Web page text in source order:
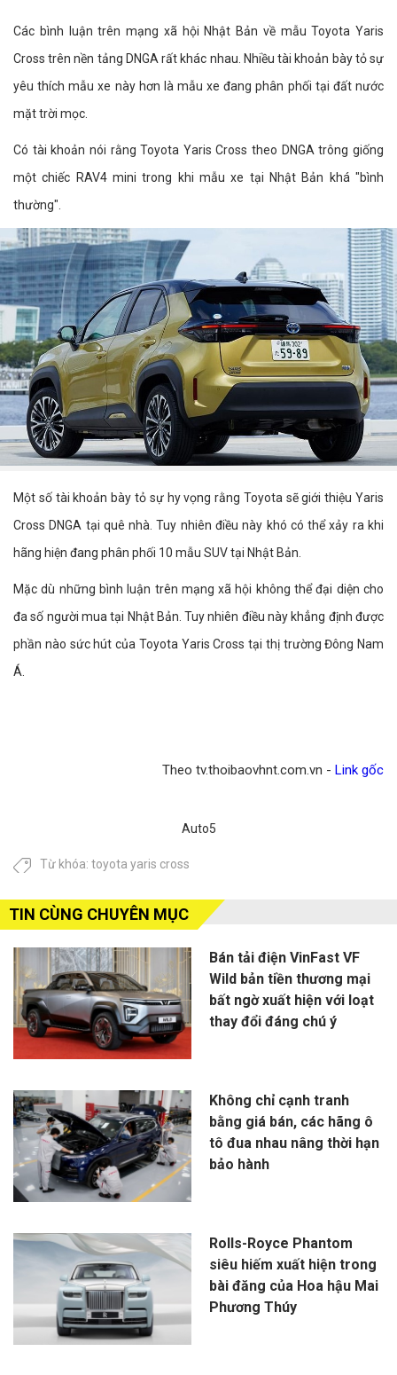
Các bình luận trên mạng xã hội Nhật Bản về mẫu Toyota Yaris
Cross trên nền tảng DNGA rất khác nhau. Nhiều tài khoản bày tỏ sự
yêu thích mẫu xe này hơn là mẫu xe đang phân phối tại đất nước
mặt trời mọc.
Có tài khoản nói rằng Toyota Yaris Cross theo DNGA trông giống
một chiếc RAV4 mini trong khi mẫu xe tại Nhật Bản khá "bình
thường".
Một số tài khoản bày tỏ sự hy vọng rằng Toyota sẽ giới thiệu Yaris
Cross DNGA tại quê nhà. Tuy nhiên điều này khó có thể xảy ra khi
hãng hiện đang phân phối 10 mẫu SUV tại Nhật Bản.
Mặc dù những bình luận trên mạng xã hội không thể đại diện cho
đa số người mua tại Nhật Bản. Tuy nhiên điều này khẳng định được
phần nào sức hút của Toyota Yaris Cross tại thị trường Đông Nam
Á.
Theo tv.thoibaovhnt.com.vn - Link gốc
Auto5
Từ khóa: toyota yaris cross
TIN CÙNG CHUYÊN MỤC
Bán tải điện VinFast VF
Wild bản tiền thương mại
bất ngờ xuất hiện với loạt
thay đổi đáng chú ý
Không chỉ cạnh tranh
bằng giá bán, các hãng ô
tô đua nhau nâng thời hạn
bảo hành
Rolls-Royce Phantom
siêu hiếm xuất hiện trong
bài đăng của Hoa hậu Mai
Phương Thúy